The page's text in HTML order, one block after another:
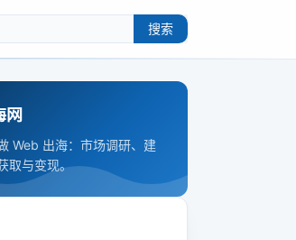
搜索
网
Web 出海：市场调研、建
取与变现。